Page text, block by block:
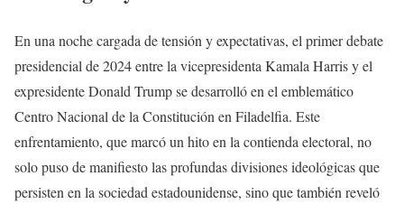
En una noche cargada de tensión y expectativas, el primer debate
presidencial de 2024 entre la vicepresidenta Kamala Harris y el
expresidente Donald Trump se desarrolló en el emblemático
Centro Nacional de la Constitución en Filadelfia. Este
enfrentamiento, que marcó un hito en la contienda electoral, no
solo puso de manifiesto las profundas divisiones ideológicas que
persisten en la sociedad estadounidense, sino que también reveló